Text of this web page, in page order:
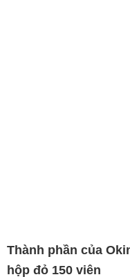
Thành phần của
hộp đỏ 150 viên